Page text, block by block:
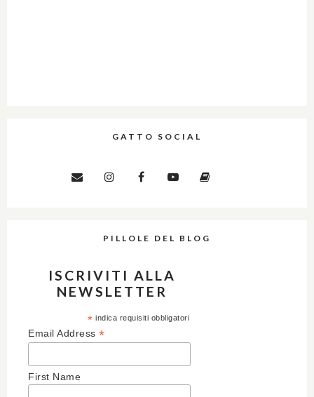
GATTO SOCIAL
PILLOLE DEL BLOG
ISCRIVITI ALLA
NEWSLETTER
* indica requisiti obbligatori
Email Address *
First Name